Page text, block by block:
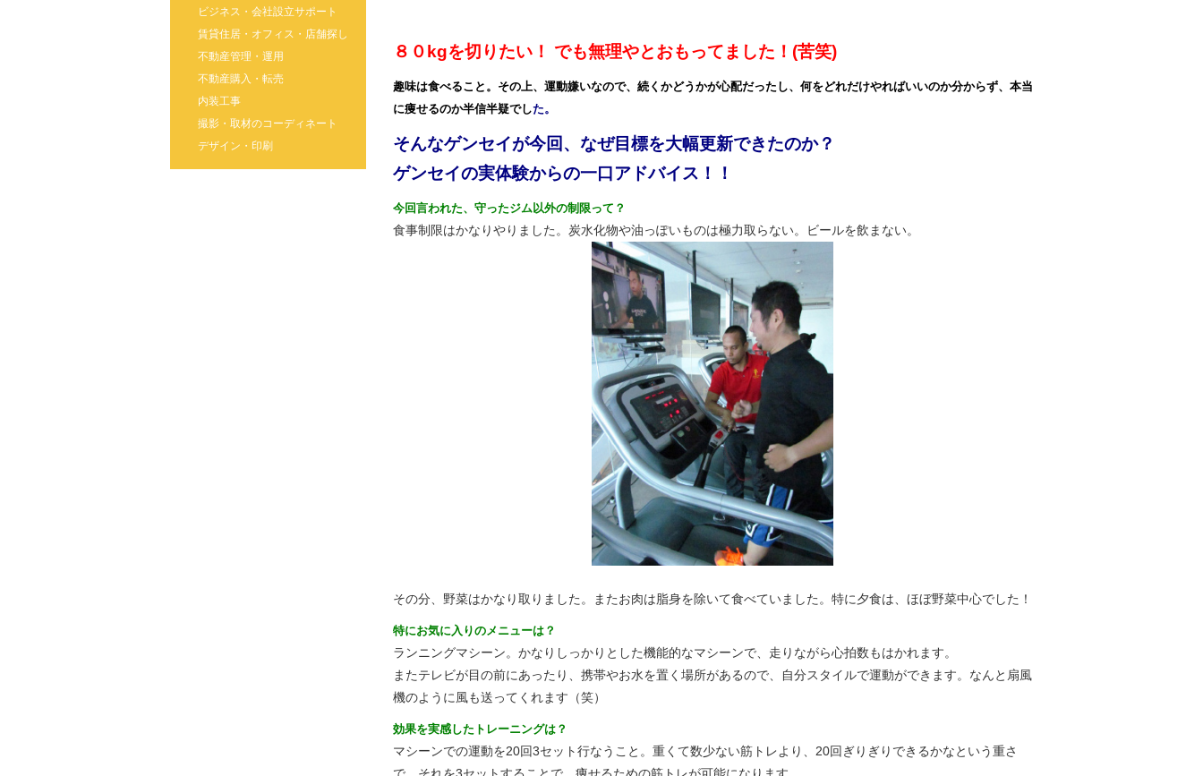
８０kgを切りたい！ でも無理やとおもってました！(苦笑)
趣味は食べること。その上、運動嫌いなので、続くかどうかが心配だったし、何をどれだけやればいいのか分からず、本当
に痩せるのか半信半疑でした。
そんなゲンセイが今回、なぜ目標を大幅更新できたのか？
ゲンセイの実体験からの一口アドバイス！！
今回言われた、守ったジム以外の制限って？
食事制限はかなりやりました。炭水化物や油っぽいものは極力取らない。ビールを飲まない。
その分、野菜はかなり取りました。またお肉は脂身を除いて食べていました。特に夕食は、ほぼ野菜中心でした！
特にお気に入りのメニューは？
ランニングマシーン。かなりしっかりとした機能的なマシーンで、走りながら心拍数もはかれます。
またテレビが目の前にあったり、携帯やお水を置く場所があるので、自分スタイルで運動ができます。なんと扇風
機のように風も送ってくれます（笑）
効果を実感したトレーニングは？
マシーンでの運動を20回3セット行なうこと。重くて数少ない筋トレより、20回ぎりぎりできるかなという重さ
ビジネス・会社設立サポート
賃貸住居・オフィス・店舗探し
不動産管理・運用
不動産購入・転売
内装工事
撮影・取材のコーディネート
デザイン・印刷